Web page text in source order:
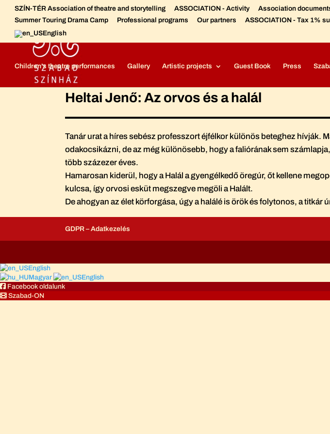
SZÍN-TÉR Association of theatre and storytelling ASSOCIATION - Activity Association
Summer Touring Drama Camp
Professional programs Our partners ASSOCIATION - Tax 1%
English
Szabad Színház - Free Theatre
Children's theatre performances Gallery Artistic projects Guest Book Press
Heltai Jenő: Az orvos és a halál
Tanár urat a híres sebész professzort éjfélkor különös beteghez hívják.
odakocsikázni, de az még különösebb, hogy a faliórának sem
több százezer éves.
Hamarosan kiderül, hogy a Halál a gyengélkedő öregúr, őt kellene
kulcsa, így orvosi esküt megszegve megöli a Halált.
De ahogyan az élet körforgása, úgy a halálé is örök és folytonos, a titkár
GDPR – Adatkezelés
English
Magyar
English
Facebook oldalunk
Szabad-ON